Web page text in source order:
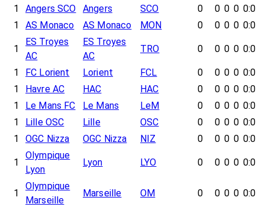
1
Angers SCO Angers SCO 0 0 0 0 0:0
1
AS Monaco AS Monaco MON 0 0 0 0 0:0
1
ES Troyes
AC
ES Troyes
AC
TRO 0 0 0 0 0:0
1 FC Lorient Lorient FCL 0 0 0 0 0:0
1
Havre AC HAC HAC 0 0 0 0 0:0
1
Le Mans FC Le Mans LeM 0 0 0 0 0:0
1
Lille OSC Lille OSC 0 0 0 0 0:0
1
OGC Nizza OGC Nizza NIZ 0 0 0 0 0:0
1
Olympique
Lyon
Lyon LYO 0 0 0 0 0:0
1
Olympique
Marseille
Marseille OM 0 0 0 0 0:0